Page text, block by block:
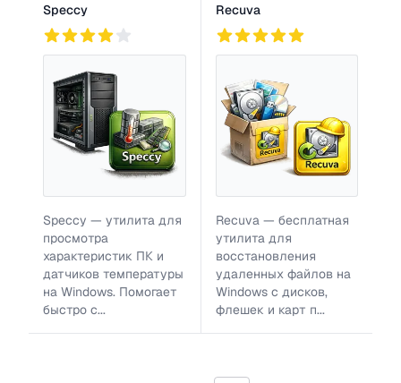
Speccy
Speccy — утилита для
просмотра
характеристик ПК и
датчиков температуры
на Windows. Помогает
быстро с...
Recuva
Recuva — бесплатная
утилита для
восстановления
удаленных файлов на
Windows с дисков,
флешек и карт п...